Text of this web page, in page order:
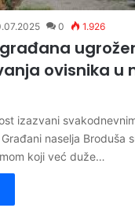
0 1.926
ovisnika u
izazvani
naselja Broduša
koji već duže…